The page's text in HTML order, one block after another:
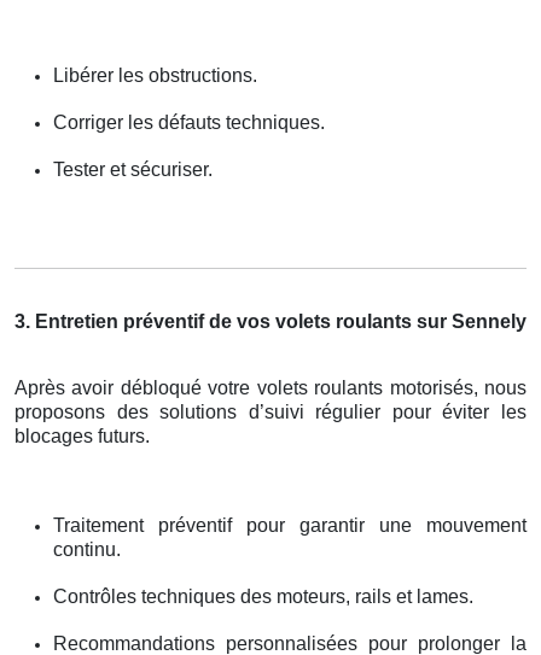
Libérer les obstructions.
Corriger les défauts techniques.
Tester et sécuriser.
3. Entretien préventif de vos volets roulants sur Sennely
Après avoir débloqué votre volets roulants motorisés, nous
proposons des solutions d’suivi régulier pour éviter les
blocages futurs.
Traitement préventif pour garantir une mouvement
continu.
Contrôles techniques des moteurs, rails et lames.
Recommandations personnalisées pour prolonger la